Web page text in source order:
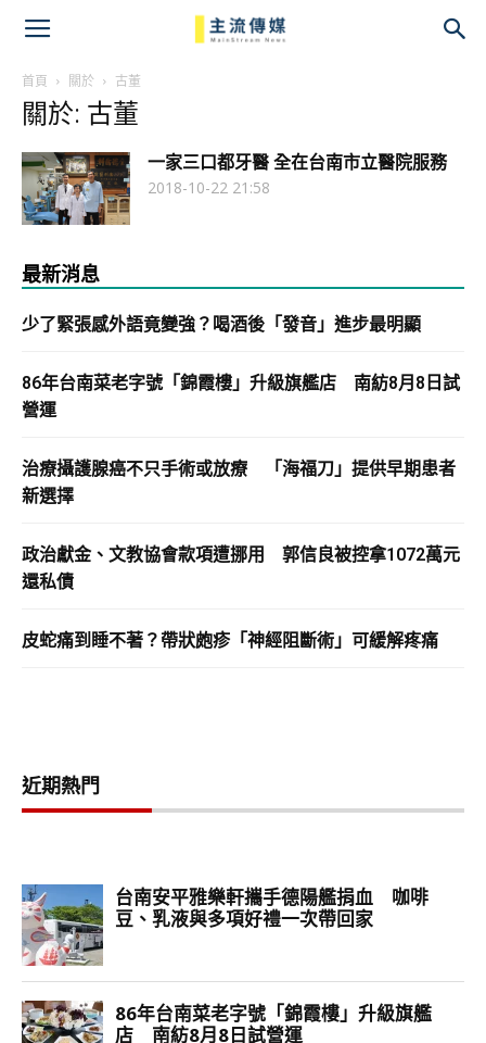
首頁 關於 古董
關於: 古董
一家三口都牙醫 全在台南市立醫院服務
2018-10-22 21:58
最新消息
少了緊張感外語竟變強？喝酒後「發音」進步最明顯
86年台南菜老字號「錦霞樓」升級旗艦店 南紡8月8日試
營運
治療攝護腺癌不只手術或放療 「海福刀」提供早期患者
新選擇
政治獻金、文教協會款項遭挪用 郭信良被控拿1072萬元
還私債
皮蛇痛到睡不著？帶狀皰疹「神經阻斷術」可緩解疼痛
近期熱門